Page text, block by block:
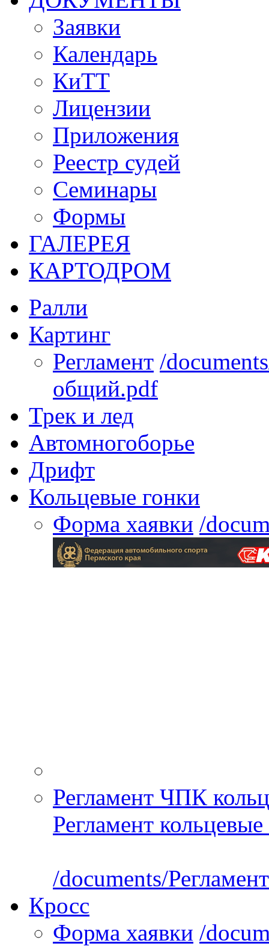
Заявки
Календарь
КиТТ
Лицензии
Приложения
Реестр судей
Семинары
Формы
ГАЛЕРЕЯ
КАРТОДРОМ
Ралли
Картинг
Регламент /
общий.pdf
Трек и лед
Автомногоборье
Дрифт
Кольцевые гонки
Форма хаявки /
Регламент ЧПК
Регламент
/documents/
Кросс
Форма хаявки /